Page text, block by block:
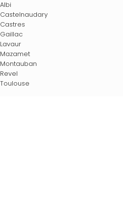
Albi
Castelnaudary
Castres
Gaillac
Lavaur
Mazamet
Montauban
Revel
Toulouse